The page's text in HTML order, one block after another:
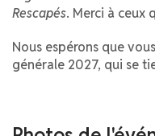
Rescapés. Merci à ceux
Nous espérons que
générale 2027, qui se